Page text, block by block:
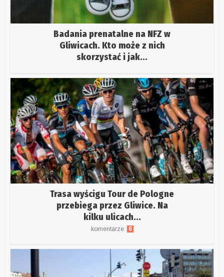
Badania prenatalne na NFZ w
Gliwicach. Kto może z nich
skorzystać i jak...
Trasa wyścigu Tour de Pologne
przebiega przez Gliwice. Na
kilku ulicach...
komentarze: 6